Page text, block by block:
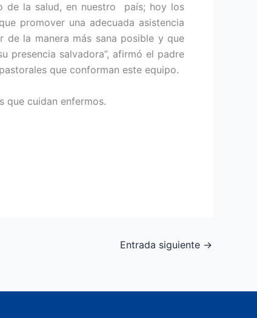
de la salud, en nuestro país; hoy los
promover una adecuada asistencia
de la manera más sana posible y que
presencia salvadora”, afirmó el padre
que conforman este equipo.
que cuidan enfermos.
Entrada siguiente →